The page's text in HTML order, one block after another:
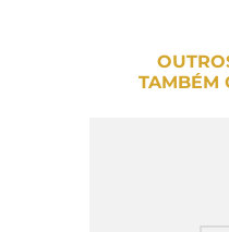
TAMBÉM